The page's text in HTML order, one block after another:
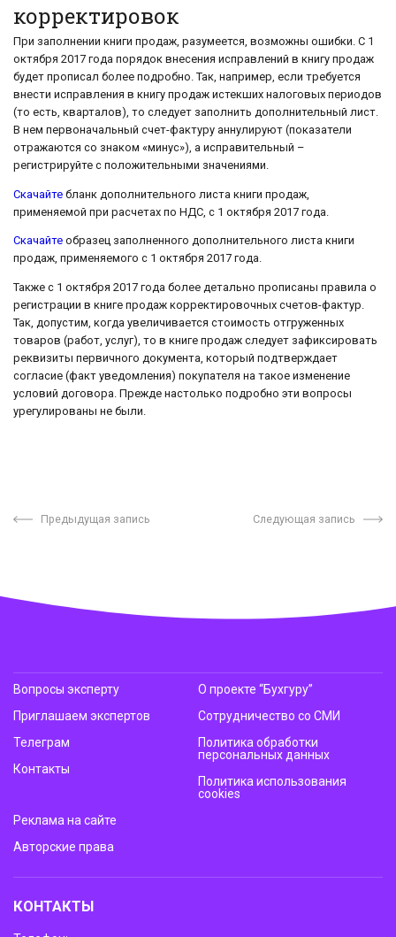
корректировок
При заполнении книги продаж, разумеется, возможны ошибки. С 1
октября 2017 года порядок внесения исправлений в книгу продаж
будет прописал более подробно. Так, например, если требуется
внести исправления в книгу продаж истекших налоговых периодов
(то есть, кварталов), то следует заполнить дополнительный лист.
В нем первоначальный счет-фактуру аннулируют (показатели
отражаются со знаком «минус»), а исправительный –
регистрируйте с положительными значениями.
Скачайте бланк дополнительного листа книги продаж,
применяемой при расчетах по НДС, с 1 октября 2017 года.
Скачайте образец заполненного дополнительного листа книги
продаж, применяемого с 1 октября 2017 года.
Также с 1 октября 2017 года более детально прописаны правила о
регистрации в книге продаж корректировочных счетов-фактур.
Так, допустим, когда увеличивается стоимость отгруженных
товаров (работ, услуг), то в книге продаж следует зафиксировать
реквизиты первичного документа, который подтверждает
согласие (факт уведомления) покупателя на такое изменение
условий договора. Прежде настолько подробно эти вопросы
урегулированы не были.
Предыдущая запись Следующая запись
Вопросы эксперту
Приглашаем экспертов
Телеграм
Контакты
О проекте “Бухгуру”
Сотрудничество со СМИ
Политика обработки
персональных данных
Политика использования
cookies
Реклама на сайте
Авторские права
КОНТАКТЫ